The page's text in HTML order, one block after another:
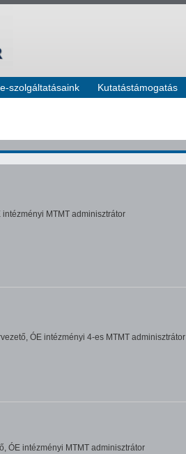
e-szolgáltatásaink Kutatástámogatás
MTMT adminisztrátor
ÓE intézményi 4-es MTMT adminisztrátor
ÓE intézményi MTMT adminisztrátor